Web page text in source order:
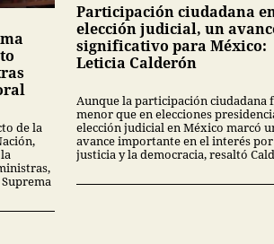
de la
Participación ciudadana
elección judicial, un
significativo para México:
Leticia Calderón
Aunque la participación ciudadana
menor que en elecciones
elección judicial en México marcó
avance importante en el interés
justicia y la democracia, resaltó